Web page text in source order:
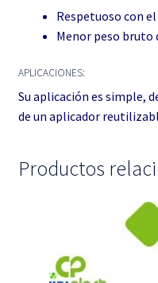
Respetuoso con
Menor peso bruto
APLICACIONES:
Su aplicación es simple,
de un aplicador
Productos